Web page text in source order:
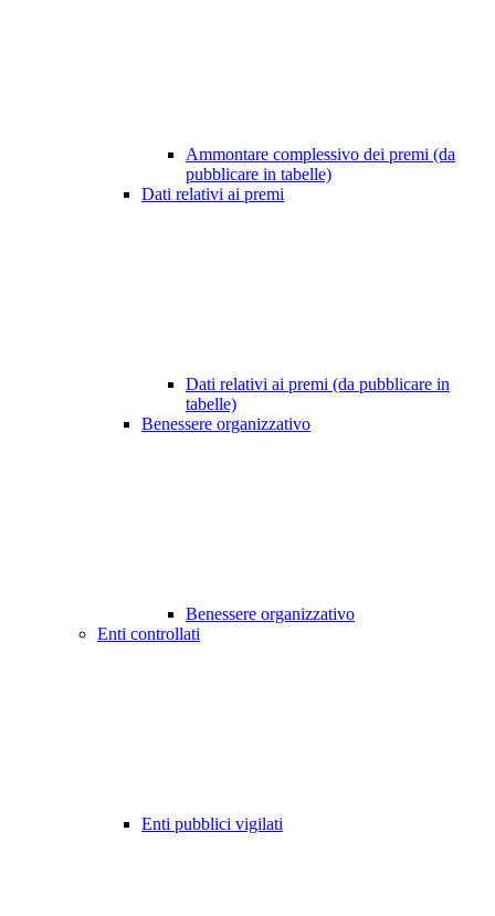
Ammontare complessivo dei premi (da
pubblicare in tabelle)
Dati relativi ai premi
Dati relativi ai premi (da pubblicare in
tabelle)
Benessere organizzativo
Benessere organizzativo
Enti controllati
Enti pubblici vigilati